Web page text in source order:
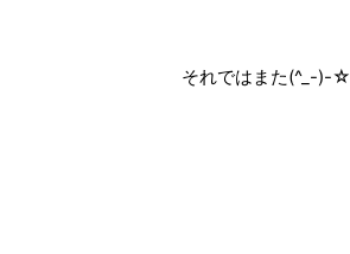
それではまた(^_-)-☆